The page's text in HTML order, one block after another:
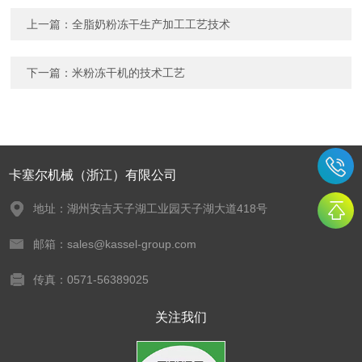
上一篇：全脂奶粉冻干生产加工工艺技术
下一篇：米粉冻干机的技术工艺
卡塞尔机械（浙江）有限公司
地址：湖州安吉天子湖工业园天子湖大道418号
邮箱：sales@kassel-group.com
传真：0571-56389025
关注我们